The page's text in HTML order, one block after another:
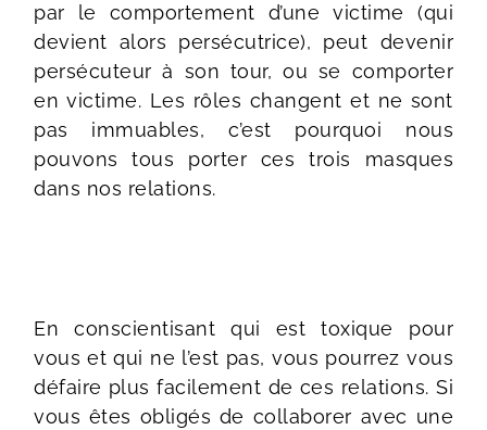
par le comportement d’une victime (qui
devient alors persécutrice), peut devenir
persécuteur à son tour, ou se comporter
en victime. Les rôles changent et ne sont
pas immuables, c’est pourquoi nous
pouvons tous porter ces trois masques
dans nos relations.
En conscientisant qui est toxique pour
vous et qui ne l’est pas, vous pourrez vous
défaire plus facilement de ces relations. Si
vous êtes obligés de collaborer avec une